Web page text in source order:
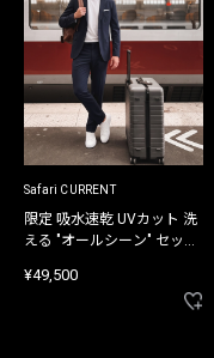
Safari CURRENT
限定 吸水速乾 UVカット 洗
える "オールシーン" セット
¥49,500